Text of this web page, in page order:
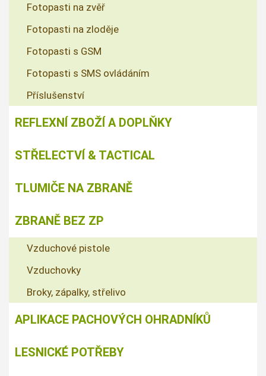
Fotopasti na zvěř
Fotopasti na zloděje
Fotopasti s GSM
Fotopasti s SMS ovládáním
Příslušenství
REFLEXNÍ ZBOŽÍ A DOPLŇKY
STŘELECTVÍ & TACTICAL
TLUMIČE NA ZBRANĚ
ZBRANĚ BEZ ZP
Vzduchové pistole
Vzduchovky
Broky, zápalky, střelivo
APLIKACE PACHOVÝCH OHRADNÍKŮ
LESNICKÉ POTŘEBY